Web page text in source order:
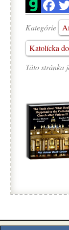
Kategórie
Katolícka
Táto stránka